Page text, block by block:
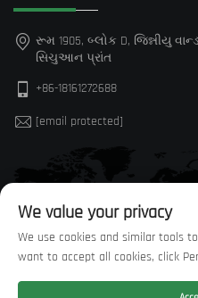
રૂમ 1905, બ્લોક D, જિન્નીયુ
સિચુઆન પ્રાંત
+86-18161272688
[email protected]
We value your privacy
We use cookies and similar tools
want to accept all cookies, click